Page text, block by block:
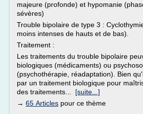
majeure (profonde) et hypomanie
sévères)
Trouble bipolaire de type 3 :
moins intenses de hauts et de bas).
Traitement :
Les traitements du trouble bipolaire
biologiques (médicaments) ou
(psychothérapie, réadaptation). Bien
par un traitement biologique pour
des traitements... [suite...]
→ 65 Articles pour ce thème